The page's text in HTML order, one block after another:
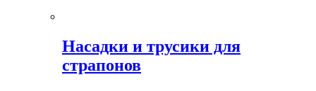
Насадки и трусики для
страпонов